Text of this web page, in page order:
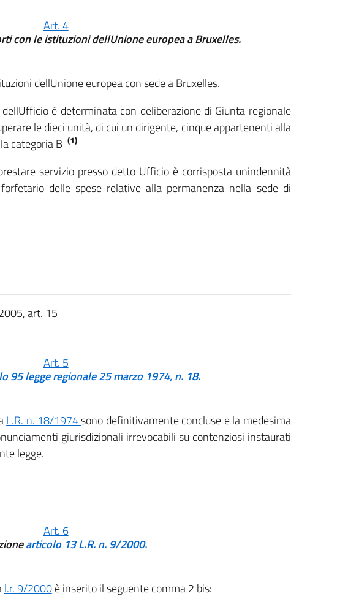
Art. 4
con le istituzioni dellUnione europea a Bruxelles.
dellUnione europea con sede a Bruxelles.
è determinata con deliberazione di Giunta regionale
le dieci unità, di cui un dirigente, cinque appartenenti alla
categoria B (1)
servizio presso detto Ufficio è corrisposta unindennità
delle spese relative alla permanenza nella sede di
art. 15
Art. 5
95legge regionale 25 marzo 1974, n. 18.
L.R. n. 18/1974sono definitivamente concluse e la medesima
giurisdizionali irrevocabili su contenziosi instaurati
legge.
Art. 6
articolo 13L.R. n. 9/2000.
l.r. 9/2000è inserito il seguente comma 2 bis: